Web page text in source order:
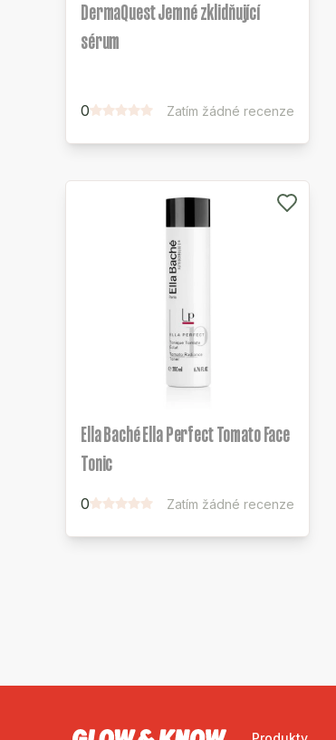
DermaQuest Jemné zklidňující
sérum
0 Zatím žádné recenze
Ella Baché Ella Perfect Tomato Face
Tonic
0 Zatím žádné recenze